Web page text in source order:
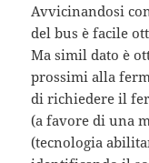
Avvicinandosi
del bus è facile
Ma simil dato è
prossimi alla
di richiedere il
(a favore di una
(tecnologia